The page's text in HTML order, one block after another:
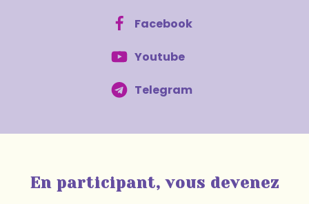
Facebook
Youtube
Telegram
En participant, vous devenez